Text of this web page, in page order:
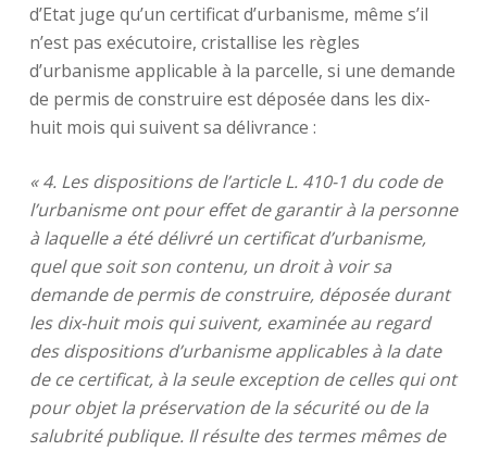
d’Etat juge qu’un certificat d’urbanisme, même s’il
n’est pas exécutoire, cristallise les règles
d’urbanisme applicable à la parcelle, si une demande
de permis de construire est déposée dans les dix-
huit mois qui suivent sa délivrance :
« 4. Les dispositions de l’article L. 410-1 du code de
l’urbanisme ont pour effet de garantir à la personne
à laquelle a été délivré un certificat d’urbanisme,
quel que soit son contenu, un droit à voir sa
demande de permis de construire, déposée durant
les dix-huit mois qui suivent, examinée au regard
des dispositions d’urbanisme applicables à la date
de ce certificat, à la seule exception de celles qui ont
pour objet la préservation de la sécurité ou de la
salubrité publique. Il résulte des termes mêmes de